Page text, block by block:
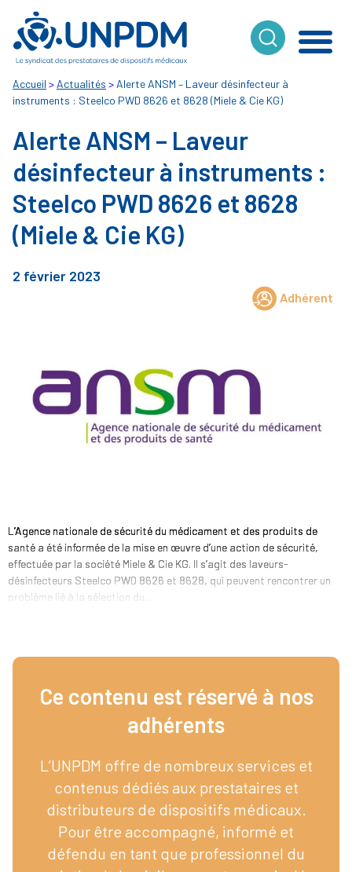
Accueil > Actualités > Alerte ANSM – Laveur désinfecteur à
instruments : Steelco PWD 8626 et 8628 (Miele & Cie KG)
Alerte ANSM – Laveur
désinfecteur à instruments :
Steelco PWD 8626 et 8628
(Miele & Cie KG)
2 février 2023
Adhérent
L’Agence nationale de sécurité du médicament et des produits de
santé a été informée de la mise en œuvre d’une action de sécurité,
effectuée par la société Miele & Cie KG. Il s’agit des laveurs-
désinfecteurs Steelco PWD 8626 et 8628, qui peuvent rencontrer un
problème lié à la sélection du...
Ce contenu est réservé à nos
adhérents​
L’UNPDM offre de nombreux services et
contenus dédiés aux prestataires et
distributeurs de dispositifs médicaux.
Pour être accompagné, informé et
défendu en tant que professionnel du